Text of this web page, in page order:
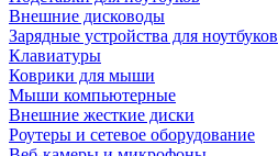
Внешние дисководы
Зарядные устройства для ноутбуков
Клавиатуры
Коврики для мыши
Мыши компьютерные
Внешние жесткие диски
Роутеры и сетевое оборудование